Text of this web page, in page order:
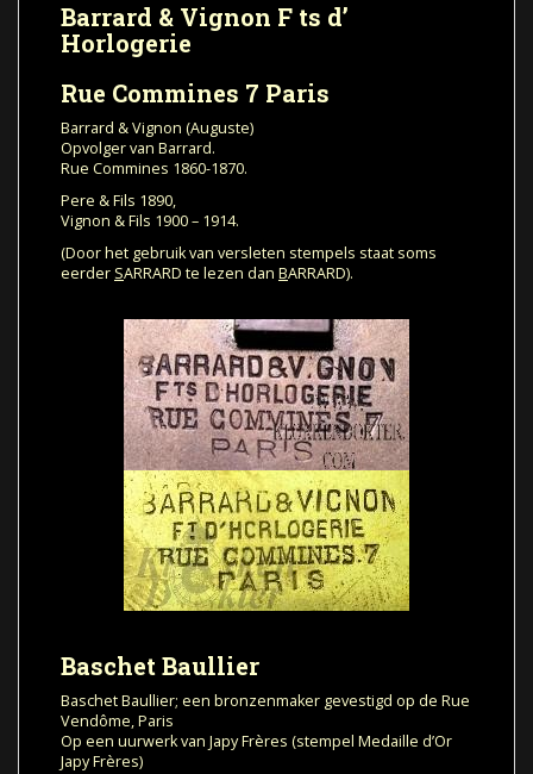
Barrard & Vignon F ts d’
Horlogerie
Rue Commines 7 Paris
Barrard & Vignon (Auguste)
Opvolger van Barrard.
Rue Commines 1860-1870.
Pere & Fils 1890,
Vignon & Fils 1900 – 1914.
(Door het gebruik van versleten stempels staat soms
eerder SARRARD te lezen dan BARRARD).
Baschet Baullier
Baschet Baullier; een bronzenmaker gevestigd op de Rue
Vendôme, Paris
Op een uurwerk van Japy Frères (stempel Medaille d’Or
Japy Frères)